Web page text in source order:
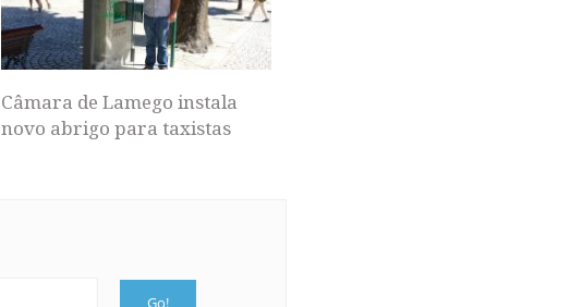
Câmara de Lamego instala
novo abrigo para taxistas